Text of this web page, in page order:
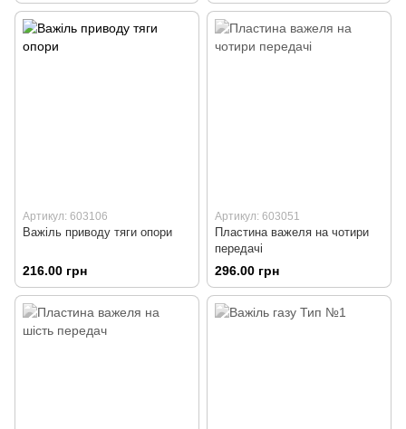
Артикул: 603106
Важіль приводу тяги опори
216.00 грн
Артикул: 603051
Пластина важеля на чотири
передачі
296.00 грн